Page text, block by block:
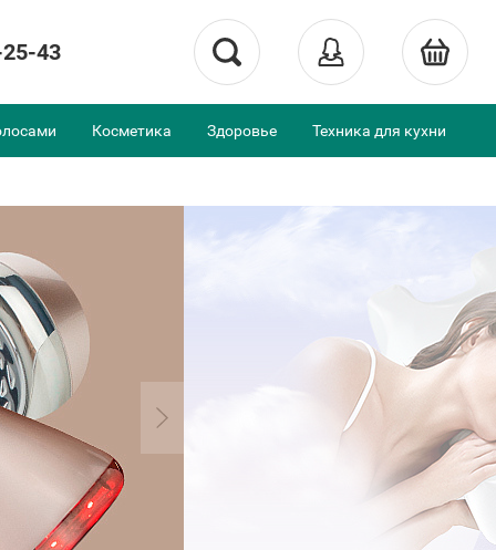
43
Косметика Здоровье Техника для кухни